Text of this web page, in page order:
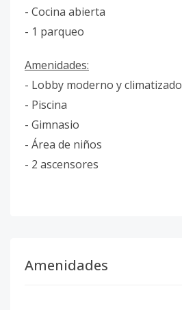
- Cocina abierta
- 1 parqueo
Amenidades:
- Lobby moderno y climatizado
- Piscina
- Gimnasio
- Área de niños
- 2 ascensores
Amenidades